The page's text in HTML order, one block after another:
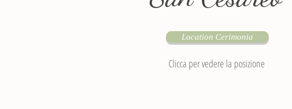
Location Cerimonia
Clicca per vedere la posizione